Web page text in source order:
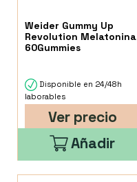
Weider Gummy Up
Revolution Melatonina
60Gummies
Disponible en 24/48h
laborables
Ver precio
Añadir